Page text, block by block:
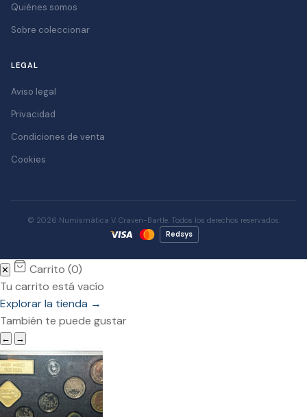
Quiénes somos
Sobre coleccionar
LEGAL
Aviso legal
Privacidad
Condiciones de venta
Cookies
© 2026 Numismática V. Craven-Bartle. Todos los derechos reservados.
Redsys
✕ Carrito (0)
Tu carrito está vacío
Explorar la tienda →
También te puede gustar
← →